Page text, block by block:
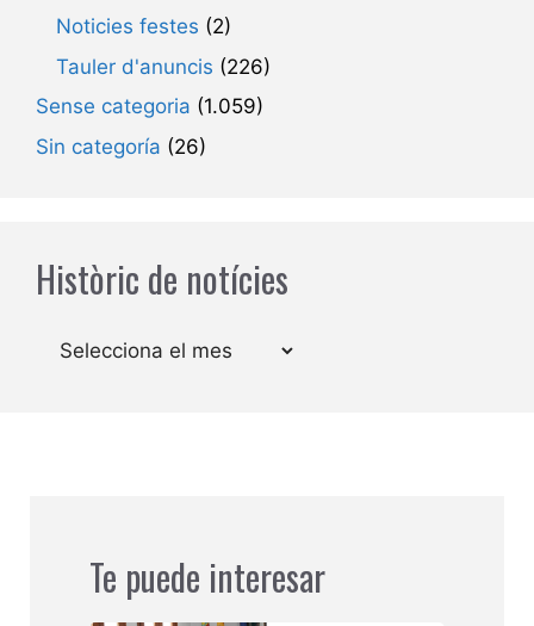
Noticies festes (2)
Tauler d'anuncis (226)
Sense categoria (1.059)
Sin categoría (26)
Històric de notícies
Arxius
Te puede interesar